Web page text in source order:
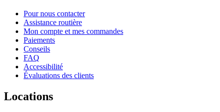
Pour nous contacter
Assistance routière
Mon compte et mes commandes
Paiements
Conseils
FAQ
Accessibilité
Évaluations des clients
Locations